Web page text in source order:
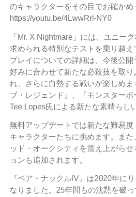
のキャラクターをその目でお確か
https://youtu.be/4LwwRrI-NY0
「Mr. X Nightmare」には、ユニー
求められる特別なテストを乗り越
プレイについての詳細は、今後公
好みに合わせて新たな必殺技を取
れ、さらに白熱する戦いが楽しめ
ブ・レジェンド』、『モンスター
Tee Lopes氏による新たな素晴らし
無料アップデートでは新たな難易
キャラクターたちに挑めます。ま
ッド・オークシティを震え上がら
ョンも追加されます。
『ベア・ナックルIV』は2020年に
なりました。25年間もの沈黙を破